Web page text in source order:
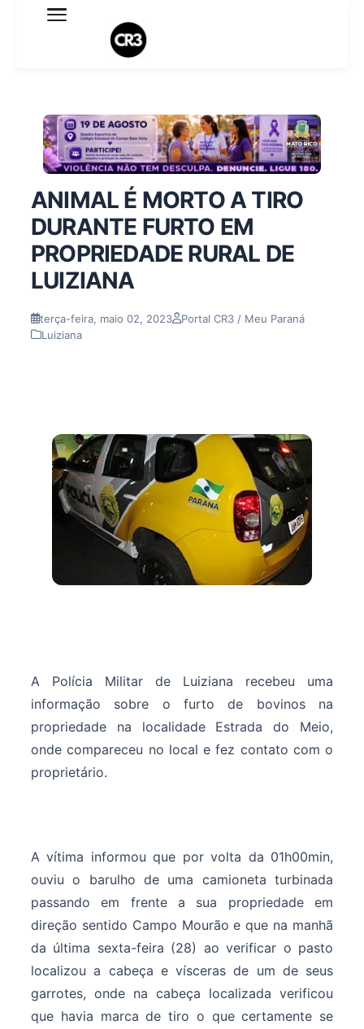
Expediente
Termo de Uso
Sobre o blog
ANIMAL É MORTO A TIRO
DURANTE FURTO EM
PROPRIEDADE RURAL DE
LUIZIANA
terça-feira, maio 02, 2023
Portal CR3 / Meu Paraná
Luiziana
A Polícia Militar de Luiziana recebeu uma
informação sobre o furto de bovinos na
propriedade na localidade Estrada do Meio,
onde compareceu no local e fez contato com o
proprietário.
A vítima informou que por volta da 01h00min,
ouviu o barulho de uma camioneta turbinada
passando em frente a sua propriedade em
direção sentido Campo Mourão e que na manhã
da última sexta-feira (28) ao verificar o pasto
localizou a cabeça e vísceras de um de seus
garrotes, onde na cabeça localizada verificou
que havia marca de tiro o que certamente se